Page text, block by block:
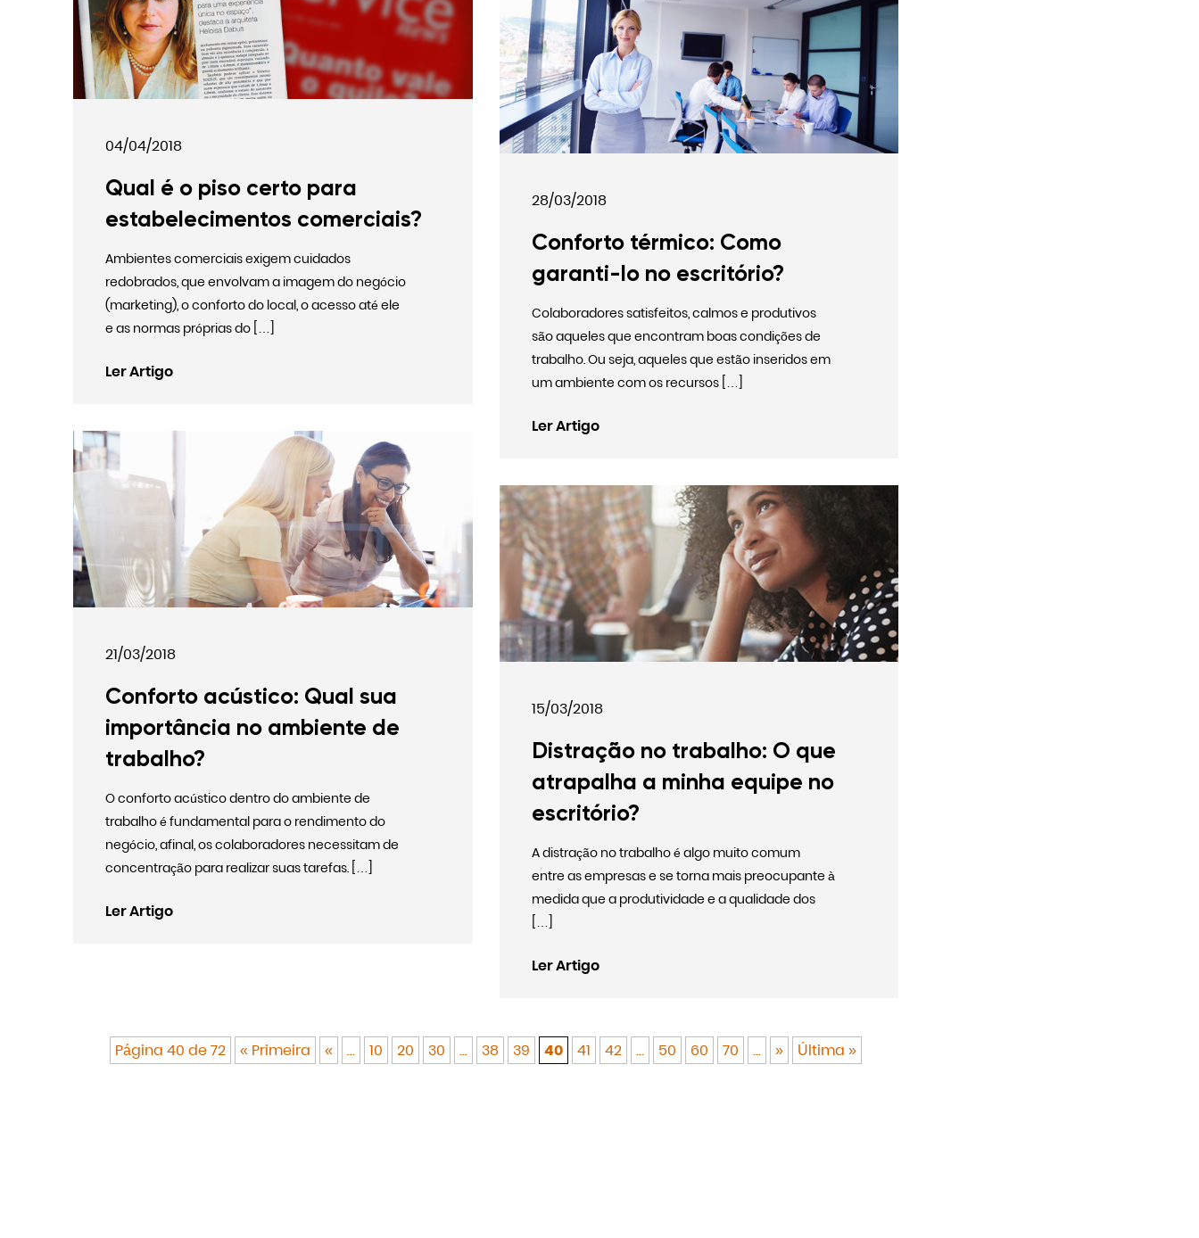
04/04/2018
Qual é o piso certo para
estabelecimentos comerciais?
Ambientes comerciais exigem cuidados
redobrados, que envolvam a imagem do negócio
(marketing), o conforto do local, o acesso até ele
e as normas próprias do […]
Ler Artigo
28/03/2018
Conforto térmico: Como
garanti-lo no escritório?
Colaboradores satisfeitos, calmos e produtivos
são aqueles que encontram boas condições de
trabalho. Ou seja, aqueles que estão inseridos em
um ambiente com os recursos […]
Ler Artigo
21/03/2018
Conforto acústico: Qual sua
importância no ambiente de
trabalho?
O conforto acústico dentro do ambiente de
trabalho é fundamental para o rendimento do
negócio, afinal, os colaboradores necessitam de
concentração para realizar suas tarefas. […]
Ler Artigo
15/03/2018
Distração no trabalho: O que
atrapalha a minha equipe no
escritório?
A distração no trabalho é algo muito comum
entre as empresas e se torna mais preocupante à
medida que a produtividade e a qualidade dos
[…]
Ler Artigo
Página 40 de 72 « Primeira « ... 10 20 30 ... 38 39 40 41 42 ... 50 60 70 ... » Última »